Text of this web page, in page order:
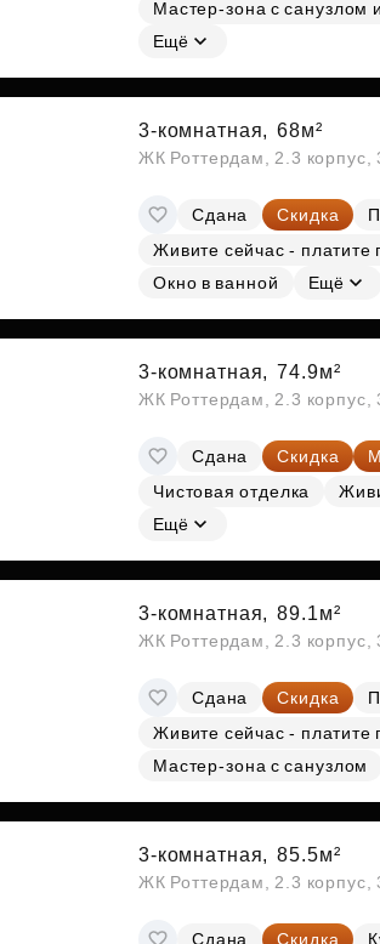
СубсидииМастер-зона с санузлом
Ещё
3-комнатная, 68м²
ЖК Роттердам, 2.3
Сдана Скидка
Живите сейчас - платите
Окно в ванной
Ещё
3-комнатная, 74.9м²
ЖК Роттердам, 2.3
Сдана Скидка
Чистовая отделка
Ещё
3-комнатная, 89.1м²
ЖК Роттердам, 2.3 корпус,
Сдана Скидка
Живите сейчас - платите
Мастер-зона с санузлом
3-комнатная, 85.5м²
ЖК Роттердам, 2.3
Сдана Скидка